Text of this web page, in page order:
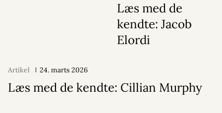
Læs med de
kendte: Jacob
Elordi
Artikel 24. marts 2026
Læs med de kendte: Cillian Murphy